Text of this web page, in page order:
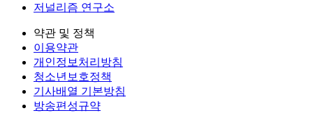
저널리즘 연구소
약관 및 정책
이용약관
개인정보처리방침
청소년보호정책
기사배열 기본방침
방송편성규약